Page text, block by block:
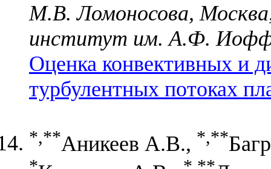
М.В. Ломоносова,
институт им. А.Ф.
Оценка конвективных и
турбулентных потоках
*,**Аникеев А.В., *,**